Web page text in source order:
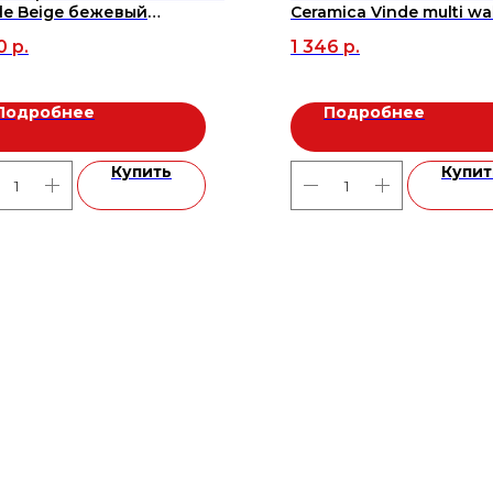
Beige бежевый
м2
р.
Купить
Ceramica Vinde multi
1 346 р.
Подробнее